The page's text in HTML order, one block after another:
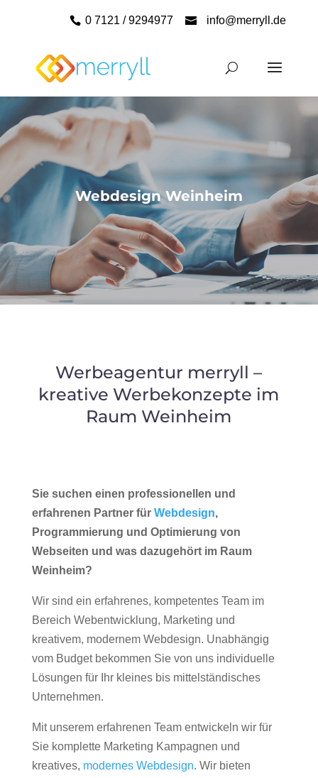
0 7121 / 9294977 info@merryll.de
Webdesign Weinheim
Werbeagentur merryll –
kreative Werbekonzepte im
Raum Weinheim
Sie suchen einen professionellen und
erfahrenen Partner für Webdesign,
Programmierung und Optimierung von
Webseiten und was dazugehört im Raum
Weinheim?
Wir sind ein erfahrenes, kompetentes Team im
Bereich Webentwicklung, Marketing und
kreativem, modernem Webdesign. Unabhängig
vom Budget bekommen Sie von uns individuelle
Lösungen für Ihr kleines bis mittelständisches
Unternehmen.
Mit unserem erfahrenen Team entwickeln wir für
Sie komplette Marketing Kampagnen und
kreatives, modernes Webdesign. Wir bieten